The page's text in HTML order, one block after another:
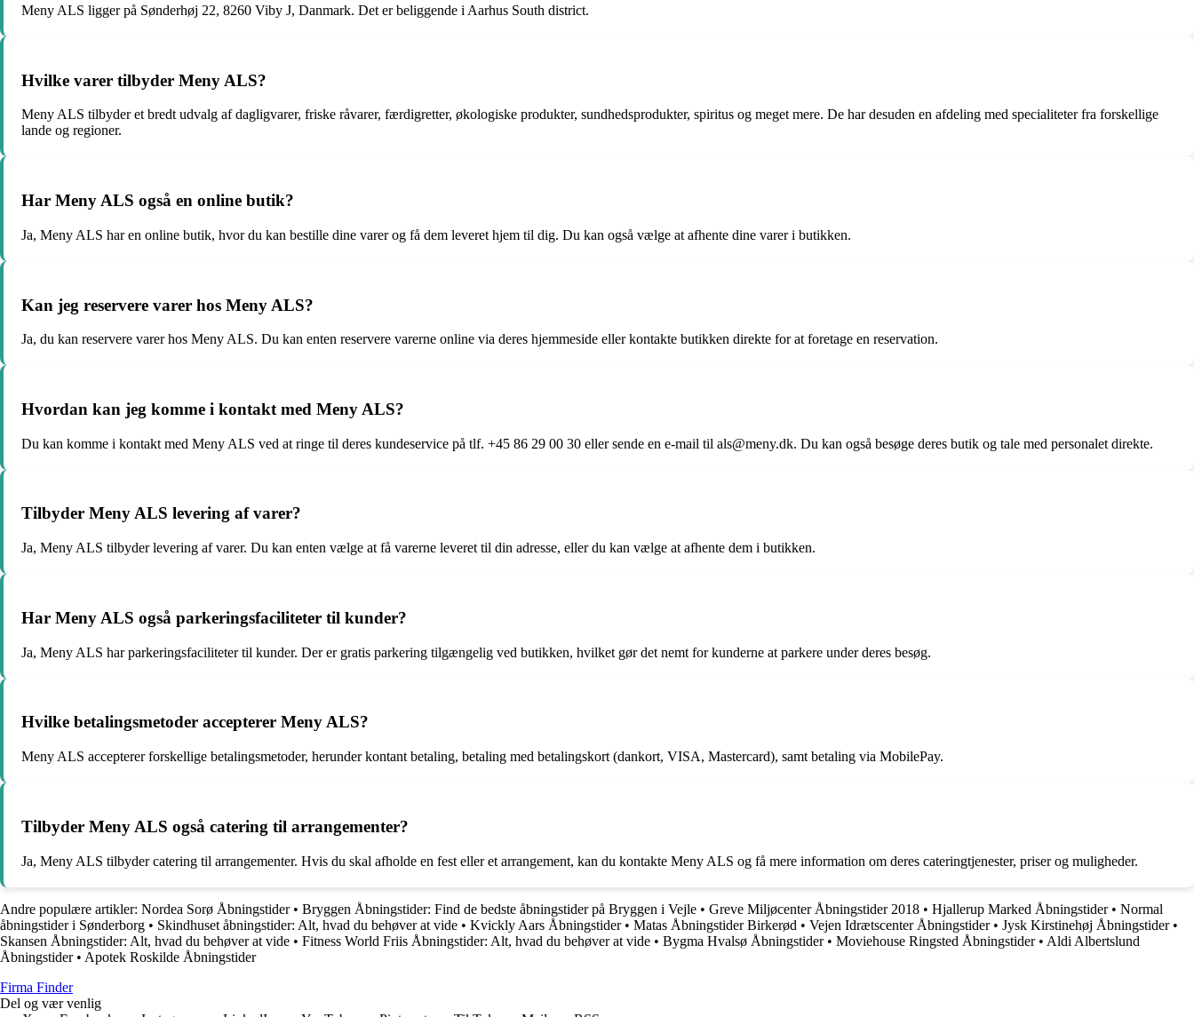
Meny ALS ligger på Sønderhøj 22, 8260 Viby J, Danmark. Det er beliggende i Aarhus South district.
Hvilke varer tilbyder Meny ALS?
Meny ALS tilbyder et bredt udvalg af dagligvarer, friske råvarer, færdigretter, økologiske produkter, sundhedsprodukter, spiritus og meget mere. De har desuden en afdeling med specialiteter fra forskellige
lande og regioner.
Har Meny ALS også en online butik?
Ja, Meny ALS har en online butik, hvor du kan bestille dine varer og få dem leveret hjem til dig. Du kan også vælge at afhente dine varer i butikken.
Kan jeg reservere varer hos Meny ALS?
Ja, du kan reservere varer hos Meny ALS. Du kan enten reservere varerne online via deres hjemmeside eller kontakte butikken direkte for at foretage en reservation.
Hvordan kan jeg komme i kontakt med Meny ALS?
Du kan komme i kontakt med Meny ALS ved at ringe til deres kundeservice på tlf. +45 86 29 00 30 eller sende en e-mail til als@meny.dk. Du kan også besøge deres butik og tale med personalet direkte.
Tilbyder Meny ALS levering af varer?
Ja, Meny ALS tilbyder levering af varer. Du kan enten vælge at få varerne leveret til din adresse, eller du kan vælge at afhente dem i butikken.
Har Meny ALS også parkeringsfaciliteter til kunder?
Ja, Meny ALS har parkeringsfaciliteter til kunder. Der er gratis parkering tilgængelig ved butikken, hvilket gør det nemt for kunderne at parkere under deres besøg.
Hvilke betalingsmetoder accepterer Meny ALS?
Meny ALS accepterer forskellige betalingsmetoder, herunder kontant betaling, betaling med betalingskort (dankort, VISA, Mastercard), samt betaling via MobilePay.
Tilbyder Meny ALS også catering til arrangementer?
Ja, Meny ALS tilbyder catering til arrangementer. Hvis du skal afholde en fest eller et arrangement, kan du kontakte Meny ALS og få mere information om deres cateringtjenester, priser og muligheder.
Andre populære artikler: Nordea Sorø Åbningstider• Bryggen Åbningstider: Find de bedste åbningstider på Bryggen i Vejle • Greve Miljøcenter Åbningstider 2018 • Hjallerup Marked Åbningstider• Normal
åbningstider i Sønderborg • Skindhuset åbningstider: Alt, hvad du behøver at vide • Kvickly Aars Åbningstider• Matas Åbningstider Birkerød • Vejen Idrætscenter Åbningstider• Jysk Kirstinehøj Åbningstider•
Skansen Åbningstider: Alt, hvad du behøver at vide • Fitness World Friis Åbningstider: Alt, hvad du behøver at vide • Bygma Hvalsø Åbningstider• Moviehouse Ringsted Åbningstider• Aldi Albertslund
Åbningstider• Apotek Roskilde Åbningstider
Firma Finder
Del og vær venlig